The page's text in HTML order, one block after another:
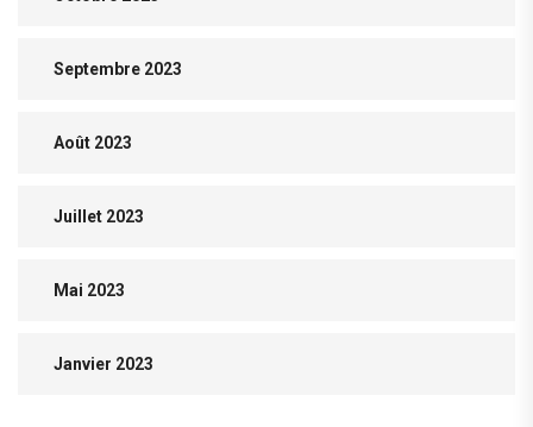
Septembre 2023
Août 2023
Juillet 2023
Mai 2023
Janvier 2023